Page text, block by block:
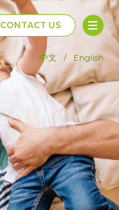
中文 / English
CONTACT US